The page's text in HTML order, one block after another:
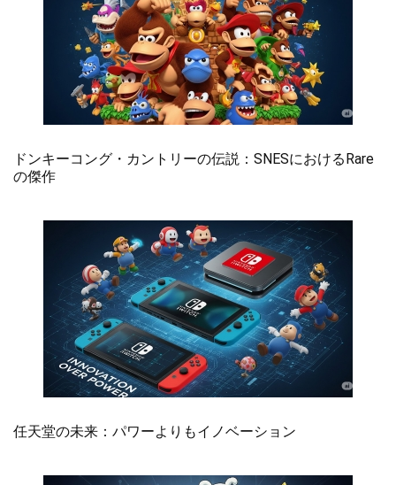
ドンキーコング・カントリーの伝説：SNESにおけるRare
の傑作
任天堂の未来：パワーよりもイノベーション